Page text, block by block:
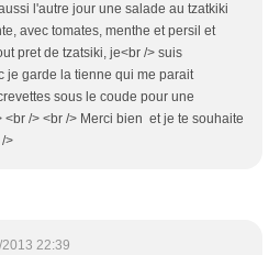
l'autre jour une salade au tzatkiki
avec tomates, menthe et persil et
pret de tzatsiki, je<br /> suis
je garde la tienne qui me parait
sous le coude pour une
<br /> <br /> Merci bien et je te souhaite
>
22:39